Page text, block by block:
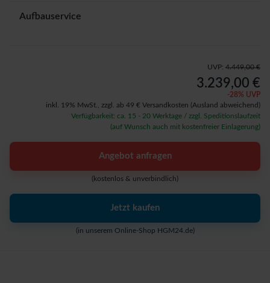
Aufbauservice
UVP: 4.449,00 €
3.239,00 €
-28% UVP
inkl. 19% MwSt., zzgl. ab 49 € Versandkosten (Ausland abweichend)
Verfügbarkeit: ca. 15 - 20 Werktage / zzgl. Speditionslaufzeit
(auf Wunsch auch mit kostenfreier Einlagerung)
Angebot anfragen
(kostenlos & unverbindlich)
Jetzt kaufen
(in unserem Online-Shop HGM24.de)